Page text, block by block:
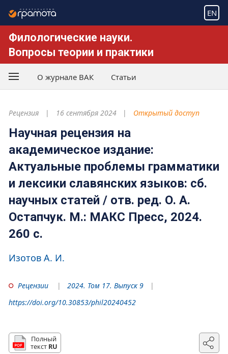
EN
Филологические науки.
Вопросы теории и практики
О журнале ВАК Статьи
Рецензия 16 сентября 2024 Открытый доступ
Научная рецензия на
академическое издание:
Актуальные проблемы грамматики
и лексики славянских языков: сб.
научных статей / отв. ред. О. А.
Остапчук. М.: МАКС Пресс, 2024.
260 с.
Изотов А. И.
Рецензии
2024. Том 17. Выпуск 9
https://doi.org/10.30853/phil20240452
Полный
текст RU